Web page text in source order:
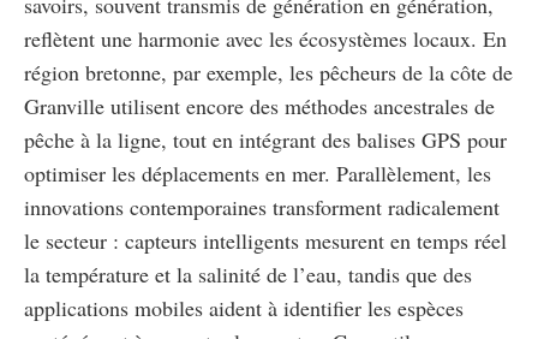
reflètent une harmonie avec les écosystèmes locaux. En
région bretonne, par exemple, les pêcheurs de la côte de
Granville utilisent encore des méthodes ancestrales de
pêche à la ligne, tout en intégrant des balises GPS pour
optimiser les déplacements en mer. Parallèlement, les
innovations contemporaines transforment radicalement
le secteur : capteurs intelligents mesurent en temps réel
la température et la salinité de l’eau, tandis que des
applications mobiles aident à identifier les espèces